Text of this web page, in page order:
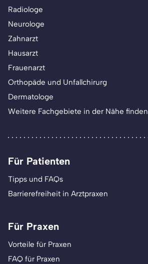
Radiologe
Neurologe
Zahnarzt
Hausarzt
Frauenarzt
Orthopäde und Unfallchirurg
Dermatologe
Weitere Fachgebiete in der Nähe finden
Für Patienten
Tipps und FAQs
Barrierefreiheit in Arztpraxen
Für Praxen
Vorteile für Praxen
FAQ für Praxen